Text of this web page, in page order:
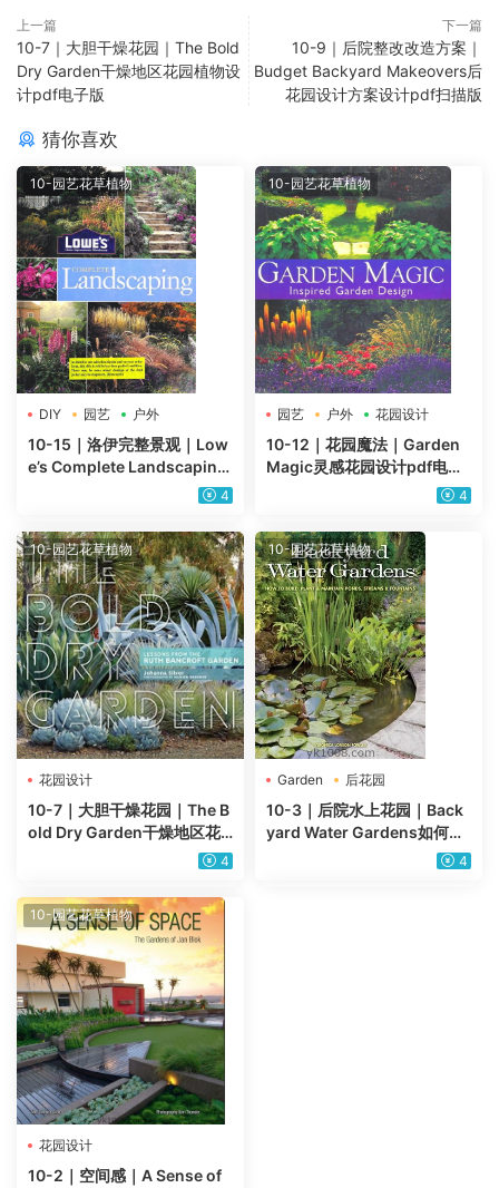
上一篇
10-7｜大胆干燥花园｜The Bold
Dry Garden干燥地区花园植物设
计pdf电子版
下一篇
10-9｜后院整改改造方案｜
Budget Backyard Makeovers后
花园设计方案设计pdf扫描版
猜你喜欢
10-园艺花草植物
DIY 园艺 户外
10-15｜洛伊完整景观｜Low
e’s Complete Landscaping
景观规划指南灌溉植物品种p4
10-园艺花草植物
园艺 户外 花园设计
10-12｜花园魔法｜Garden
Magic灵感花园设计pdf电子
4
10-园艺花草植物
花园设计
10-7｜大胆干燥花园｜The B
old Dry Garden干燥地区花
4
10-园艺花草植物
Garden 后花园
10-3｜后院水上花园｜Back
yard Water Gardens如何建
造、种植和维护池塘、溪流和
4
10-园艺花草植物
花园设计
10-2｜空间感｜A Sense of